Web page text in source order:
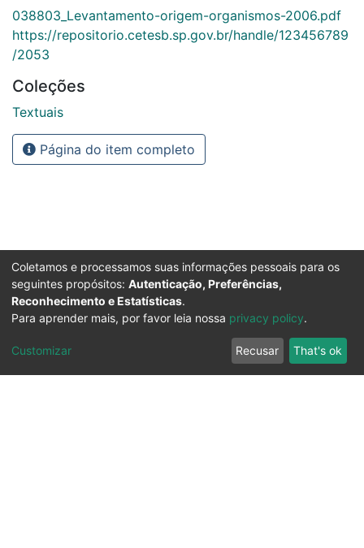
038803_Levantamento-origem-organismos-2006.pdf
https://repositorio.cetesb.sp.gov.br/handle/123456789
/2053
Coleções
Textuais
Página do item completo
Coletamos e processamos suas informações pessoais para os
seguintes propósitos: Autenticação, Preferências,
Reconhecimento e Estatísticas.
Para aprender mais, por favor leia nossa privacy policy.
Customizar Recusar That's ok